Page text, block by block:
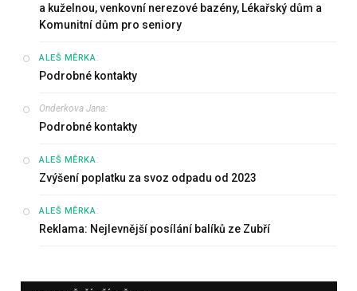
a kuželnou, venkovní nerezové bazény, Lékařský dům a
Komunitní dům pro seniory
ALEŠ MĚRKA :
Podrobné kontakty
Onderkova Jana:
Podrobné kontakty
ALEŠ MĚRKA :
Zvýšení poplatku za svoz odpadu od 2023
ALEŠ MĚRKA :
Reklama: Nejlevnější posílání balíků ze Zubří